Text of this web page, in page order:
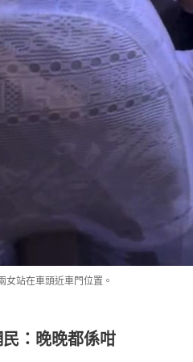
女站在車頭近車門位置。
：晚晚都係咁